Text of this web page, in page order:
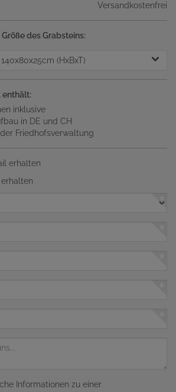
Versandkostenfrei
Größe des Grabsteins:
(HxBxT)
enthält:
inklusive
in DE und CH
Friedhofsverwaltung
erhalten
Informationen zu einer